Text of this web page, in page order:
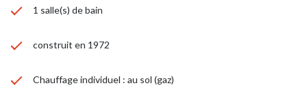
1 salle(s) de bain
construit en 1972
Chauffage individuel : au sol (gaz)